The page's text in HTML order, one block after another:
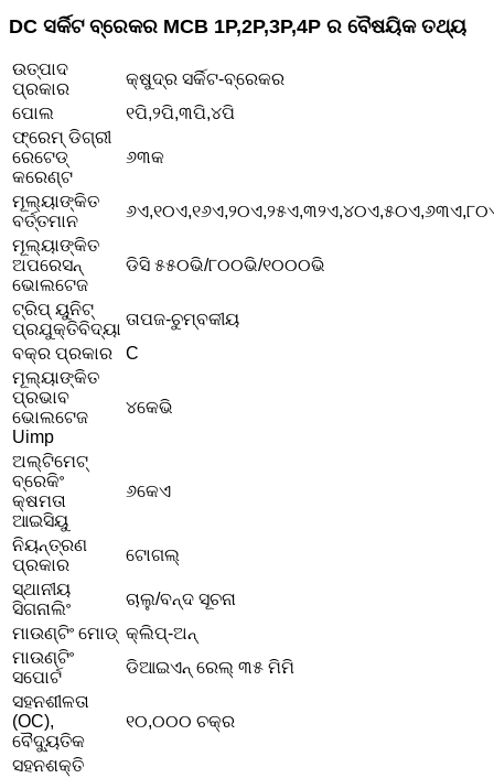
DC ସର୍କିଟ ବ୍ରେକର MCB 1P,2P,3P,4P ର ବୈଷୟିକ ତଥ୍ୟ
ଉତ୍ପାଦ
ପ୍ରକାର
କ୍ଷୁଦ୍ର ସର୍କିଟ-ବ୍ରେକର
ପୋଲ
୧ପି,୨ପି,୩ପି,୪ପି
ଫ୍ରେମ୍ ଡିଗ୍ରୀ
ରେଟେଡ୍
କରେଣ୍ଟ
୬୩କ
ମୂଲ୍ୟାଙ୍କିତ
ବର୍ତ୍ତମାନ
ମୂଲ୍ୟାଙ୍କିତ
ଅପରେସନ୍
ଭୋଲଟେଜ
ଡିସି ୫୫୦ଭି/୮୦୦ଭି/୧୦୦୦ଭି
ଟ୍ରିପ୍ ୟୁନିଟ୍
ପ୍ରଯୁକ୍ତିବିଦ୍ୟା
ତାପଜ-ଚୁମ୍ବକୀୟ
ବକ୍ର ପ୍ରକାର
C
ମୂଲ୍ୟାଙ୍କିତ
ପ୍ରଭାବ
ଭୋଲଟେଜ
Uimp
୪କେଭି
ଅଲ୍ଟିମେଟ୍
ବ୍ରେକିଂ
କ୍ଷମତା
ଆଇସିୟୁ
୬କେଏ
ନିୟନ୍ତ୍ରଣ
ପ୍ରକାର
ଟୋଗଲ୍‌
ସ୍ଥାନୀୟ
ସିଗନାଲିଂ
ଚାଲୁ/ବନ୍ଦ ସୂଚନା
ମାଉଣ୍ଟିଂ ମୋଡ୍ କ୍ଲିପ୍-ଅନ୍
ମାଉଣ୍ଟିଂ
ସପୋର୍ଟ
ଡିଆଇଏନ୍ ରେଲ୍ ୩୫ ମିମି
ସହନଶୀଳତା
(OC),
ବୈଦ୍ୟୁତିକ
୧୦,୦୦୦ ଚକ୍ର
ସହନଶକ୍ତି